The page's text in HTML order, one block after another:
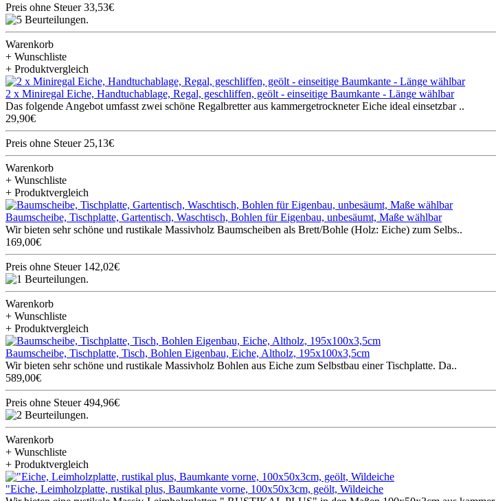
Preis ohne Steuer 33,53€
Warenkorb
+ Wunschliste
+ Produktvergleich
2 x Miniregal Eiche, Handtuchablage, Regal, geschliffen, geölt - einseitige Baumkante - Länge wählbar
Das folgende Angebot umfasst zwei schöne Regalbretter aus kammergetrockneter Eiche ideal einsetzbar ..
29,90€
Preis ohne Steuer 25,13€
Warenkorb
+ Wunschliste
+ Produktvergleich
Baumscheibe, Tischplatte, Gartentisch, Waschtisch, Bohlen für Eigenbau, unbesäumt, Maße wählbar
Wir bieten sehr schöne und rustikale Massivholz Baumscheiben als Brett/Bohle (Holz: Eiche) zum Selbs..
169,00€
Preis ohne Steuer 142,02€
Warenkorb
+ Wunschliste
+ Produktvergleich
Baumscheibe, Tischplatte, Tisch, Bohlen Eigenbau, Eiche, Altholz, 195x100x3,5cm
Wir bieten sehr schöne und rustikale Massivholz Bohlen aus Eiche zum Selbstbau einer Tischplatte. Da..
589,00€
Preis ohne Steuer 494,96€
Warenkorb
+ Wunschliste
+ Produktvergleich
"Eiche, Leimholzplatte, rustikal plus, Baumkante vorne, 100x50x3cm, geölt, Wildeiche